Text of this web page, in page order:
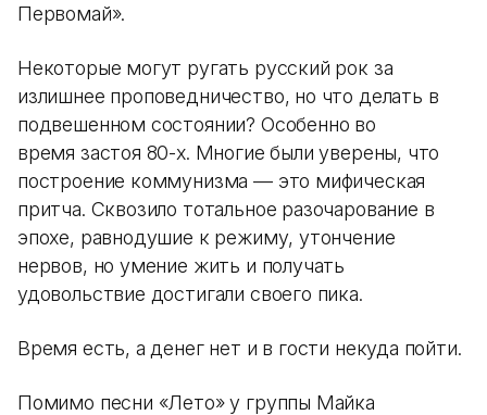
Первомай».
Некоторые могут ругать русский рок за
излишнее проповедничество, но что делать в
подвешенном состоянии? Особенно во
время застоя 80-х. Многие были уверены, что
построение коммунизма — это мифическая
притча. Сквозило тотальное разочарование в
эпохе, равнодушие к режиму, утончение
нервов, но умение жить и получать
удовольствие достигали своего пика.
Время есть, а денег нет и в гости некуда пойти.
Помимо песни «Лето» у группы Майка